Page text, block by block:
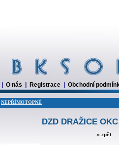
O nás Registrace Obchodní
NEPŘÍMOTOPNÉ
DZD DRAŽICE
« zpět